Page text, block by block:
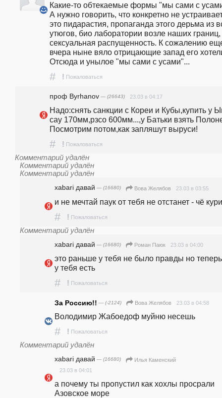
Какие-то обтекаемые формы "мы сами с
А нужно говорить, что конкретно не
это пидарастия, пропаганда этого дерьма из
утюгов, био лаборатории возле наших границ,
сексуальная распущенность. К сожалению
вчера ныне вяло отрицающие запад его
Отсюда и унылое "мы сами с усами"...
# ! Пожаловаться
проф Byrhanov — (26643) 23.03 в 04:17
Надо:снять санкции с Кореи и Кубы,купить у
сау 170мм,рзсо 600мм...,у Батьки взять
Посмотрим потом,как запляшут выруси!
# ! Пожаловаться
Комментарий удалён
Комментарий удалён
Комментарий удалён
xabari давай — (16680) Вова Желябов 23.03 в 03:55
и не мечтай паук от тебя не отстанет - чё
# ! Пожаловаться
Комментарий удалён
xabari давай — (16680) Роман Паюк 23.03 в 04:00
это раньше у тебя не было правды но
у тебя есть
# ! Пожаловаться
За Россию!! — (-2124) Вова Желябов 23.03 в 04:58
Володимир Жабоедоф муйню несешь
# ! Пожаловаться
Комментарий удалён
xabari давай — (16680)
Илья Каменский
23.03 в 04:01
а почему ты пропустил как хохлы просрали
Азовское море